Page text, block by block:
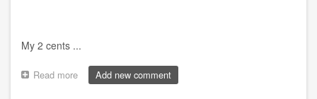
My 2 cents ...
Read more about
[Windows]
Add new comment